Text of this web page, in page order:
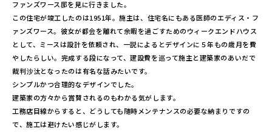
ファンズワース邸を見に行きました。
この住宅が竣工したのは1951年。施主は、住宅名にもある医師のエディス・フ
ァンズワース。彼女が都会を離れて余暇を過ごすためのウィークエンドハウス
として、ミースは設計を依頼され、一説によるとデザインに５年もの歳月を費
やしたらしい。完成する段になって、建設費を巡って施主と建築家のあいだで
裁判沙汰となったのは有名な話みたいです。
シンプルかつ合理的なデザインでした。
建築家の方々から賞賛されるのもわかる気がします。
工務店目線からすると、どうしても随時メンテナンスの必要な納まりですの
で、施工は避けたい感じがします。